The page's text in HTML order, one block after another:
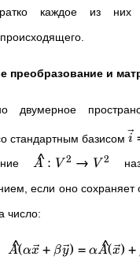
каждое из
преобразование и
двумерное
стандартным базисомi
A
^: V 2 → V 2
если оно
число:
A
^(αx + βy) = αA
^(x) +